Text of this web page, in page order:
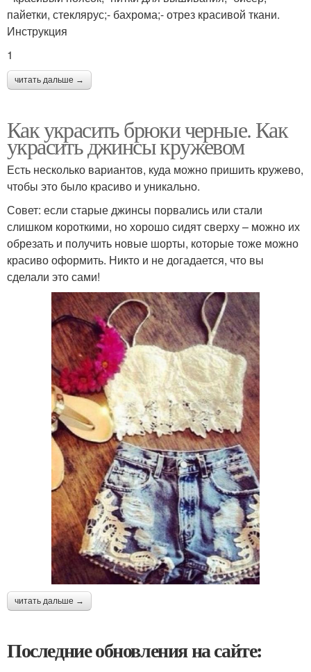
пайетки, стеклярус;- бахрома;- отрез красивой ткани.
Инструкция
1
читать дальше →
Как украсить брюки черные. Как
украсить джинсы кружевом
Есть несколько вариантов, куда можно пришить кружево,
чтобы это было красиво и уникально.
Совет: если старые джинсы порвались или стали
слишком короткими, но хорошо сидят сверху – можно их
обрезать и получить новые шорты, которые тоже можно
красиво оформить. Никто и не догадается, что вы
сделали это сами!
читать дальше →
Последние обновления на сайте: